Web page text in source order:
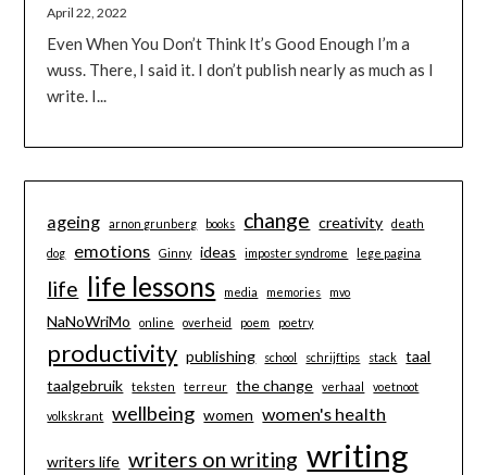
April 22, 2022
Even When You Don’t Think It’s Good Enough I’m a
wuss. There, I said it. I don’t publish nearly as much as I
write. I...
ageing arnon grunberg books change creativity death
dog emotions Ginny ideas imposter syndrome lege pagina
life life lessons media memories mvo
NaNoWriMo online overheid poem poetry
productivity publishing school schrijftips stack
taal
taalgebruik
teksten terreur the change verhaal voetnoot
volkskrant wellbeing women women's health
writers life writers on writing writing